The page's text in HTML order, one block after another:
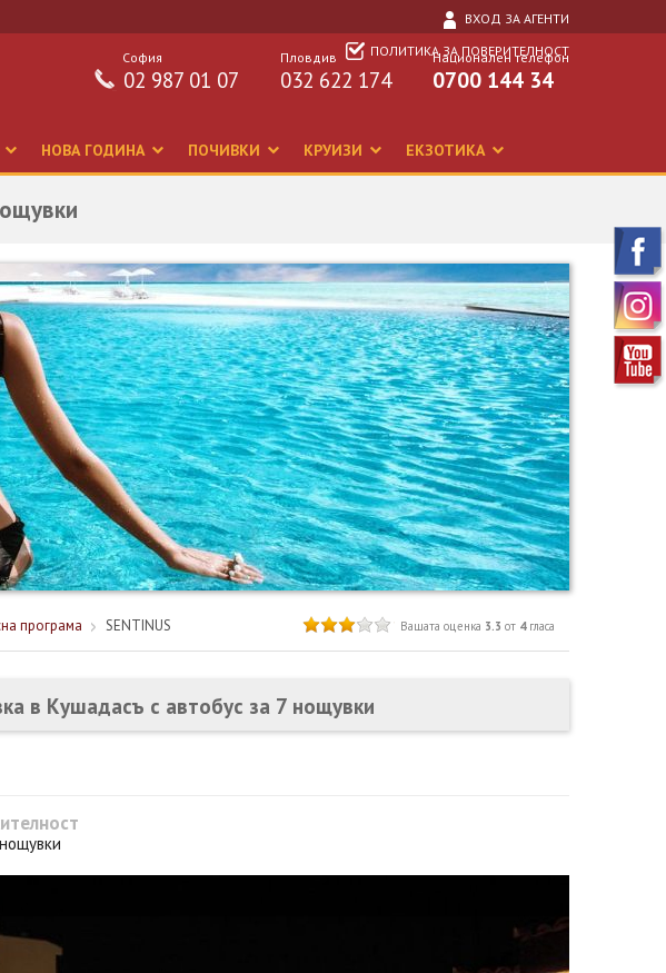
ВХОД ЗА АГЕНТИ
ПОЛИТИКА ЗА ПОВЕРИТЕЛНОСТ
Национален телефон
0700 144 34
Пловдив
032 622 174
София
02 987 01 07
НОВА ГОДИНА ПОЧИВКИ КРУИЗИ ЕКЗОТИКА
програма SENTINUS Вашата оценка 3.3 от 4гласа
в Кушадасъ с автобус за 7 нощувки